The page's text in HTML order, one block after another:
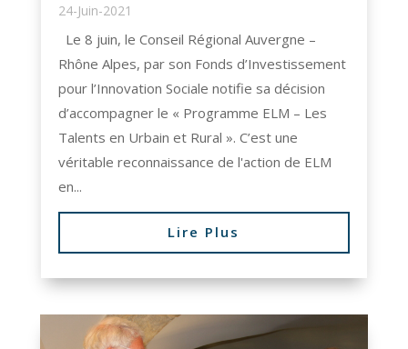
24-Juin-2021
Le 8 juin, le Conseil Régional Auvergne –
Rhône Alpes, par son Fonds d’Investissement
pour l’Innovation Sociale notifie sa décision
d’accompagner le « Programme ELM – Les
Talents en Urbain et Rural ». C’est une
véritable reconnaissance de l'action de ELM
en...
Lire Plus